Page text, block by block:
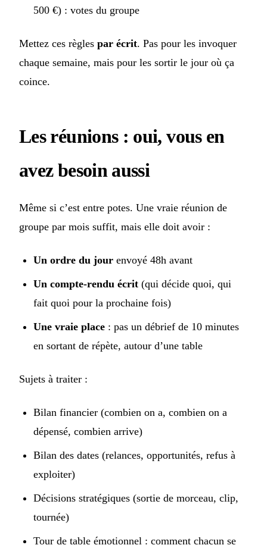
500 €) : votes du groupe
Mettez ces règles par écrit. Pas pour les invoquer
chaque semaine, mais pour les sortir le jour où ça
coince.
Les réunions : oui, vous en
avez besoin aussi
Même si c’est entre potes. Une vraie réunion de
groupe par mois suffit, mais elle doit avoir :
Un ordre du jour envoyé 48h avant
Un compte-rendu écrit (qui décide quoi, qui
fait quoi pour la prochaine fois)
Une vraie place : pas un débrief de 10 minutes
en sortant de répète, autour d’une table
Sujets à traiter :
Bilan financier (combien on a, combien on a
dépensé, combien arrive)
Bilan des dates (relances, opportunités, refus à
exploiter)
Décisions stratégiques (sortie de morceau, clip,
tournée)
Tour de table émotionnel : comment chacun se